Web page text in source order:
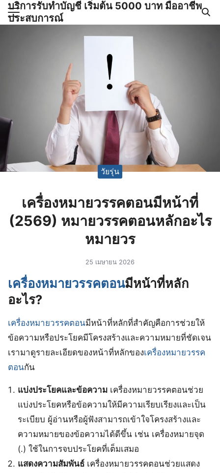
Skipบริการรับทำบัญชี เริ่มต้น 5000 บาท มืออาชีพ
ประสบการณ์
ญชีและภาษีครบวงจร |
วัยรุ่น
เครื่องหมายวรรคตอนมีหน้าที่
(2569) หมายวรรคตอนหลักอะไร
หมายวร
25 เมษายน 2026
เครื่องหมายวรรคตอนมีหน้าที่หลัก
อะไร?
เครื่องหมายวรรคตอนมีหน้าที่หลักที่สำคัญคือการช่วยให้
ข้อความหรือประโยคมีโครงสร้างและความหมายที่ชัดเจน
เรามาดูรายละเอียดของหน้าที่หลักของเครื่องหมายวรรค
ตอนกัน
แบ่งประโยคและข้อความ เครื่องหมายวรรคตอนช่วย
แบ่งประโยคหรือข้อความให้มีความเรียบเรียงและเป็น
ระเบียบ ผู้อ่านหรือผู้ฟังสามารถเข้าใจโครงสร้างและ
ความหมายของข้อความได้ดีขึ้น เช่น เครื่องหมายจุด
(.) ใช้ในการจบประโยคที่เต็มเสมอ
แสดงความสัมพันธ์ เครื่องหมายวรรคตอนช่วยแสดง